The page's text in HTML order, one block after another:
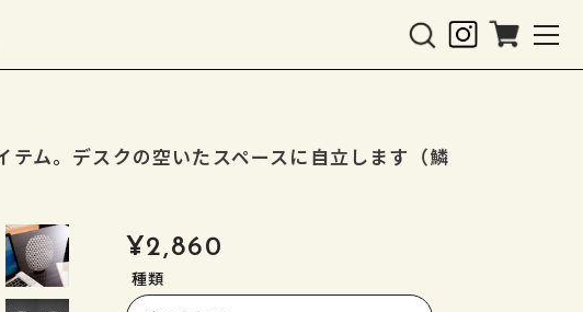
テム。デスクの空いたスペースに自立します（鱗
¥2,860
種類